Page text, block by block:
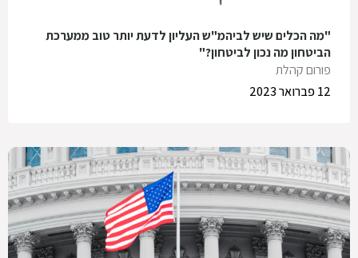
"מה הכלים שיש לביהמ"ש העליון לדעת יותר טוב ממערכת
הביטחון מה נכון לביטחון?"
פורום קהלת
12 פברואר 2023